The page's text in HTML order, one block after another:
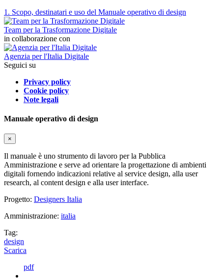
1. Scopo, destinatari e uso del Manuale operativo di design
Team per la Trasformazione Digitale
in collaborazione con
Agenzia per l'Italia Digitale
Seguici su
Privacy policy
Cookie policy
Note legali
Manuale operativo di design
×
Il manuale è uno strumento di lavoro per la Pubblica
Amministrazione e serve ad orientare la progettazione di ambienti
digitali fornendo indicazioni relative al service design, alla user
research, al content design e alla user interface.
Progetto: Designers Italia
Amministrazione: italia
Tag:
design
Scarica
pdf